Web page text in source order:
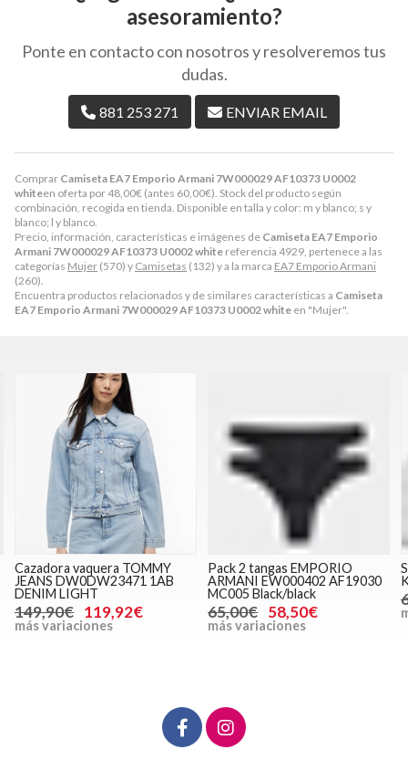
Comprar Camiseta EA7 Emporio Armani 7W000029 AF10373 U0002
whiteen oferta por48,00€ (antes 60,00€). Stock del producto según
combinación, recogida en tienda. Disponible en talla y color: m y blanco; s y
blanco; l y blanco.
Precio, información, características e imágenes de Camiseta EA7 Emporio
Armani 7W000029 AF10373 U0002 white referencia 4929, pertenece a las
categorías Mujer (570) y Camisetas (132) y a la marca EA7 Emporio Armani
(260).
Encuentra productos relacionados y de similares características a Camiseta
EA7 Emporio Armani 7W000029 AF10373 U0002 white en "Mujer".
asesoramiento?
Ponte en contacto con nosotros y resolveremos tus
dudas.
881 253 271 ENVIAR EMAIL
Cazadora vaquera TOMMY
JEANS DW0DW23471 1AB
DENIM LIGHT
149,90€ 119,92€
más variaciones
Pack 2 tangas EMPORIO
ARMANI EW000402 AF19030
MC005 Black/black
65,00€ 58,50€
más variaciones